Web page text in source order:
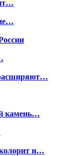
камень…
и…